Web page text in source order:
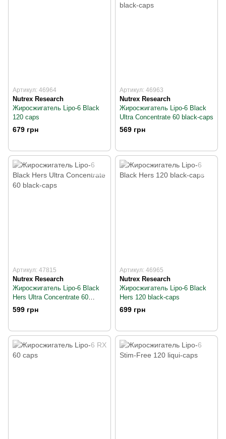
Артикул: 46964
Nutrex Research
Жиросжигатель Lipo-6 Black
120 caps
679 грн
Артикул: 46963
Nutrex Research
Жиросжигатель Lipo-6 Black
Ultra Concentrate 60 black-caps
569 грн
Артикул: 47815
Nutrex Research
Жиросжигатель Lipo-6 Black
Hers Ultra Concentrate 60
black-caps
599 грн
Артикул: 46965
Nutrex Research
Жиросжигатель Lipo-6 Black
Hers 120 black-caps
699 грн